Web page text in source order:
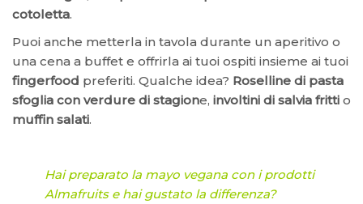
cotoletta.
Puoi anche metterla in tavola durante un aperitivo o
una cena a buffet e offrirla ai tuoi ospiti insieme ai tuoi
fingerfood preferiti. Qualche idea? Roselline di pasta
sfoglia con verdure di stagione, involtini di salvia fritti o
muffin salati.
Hai preparato la mayo vegana con i prodotti
Almafruits e hai gustato la differenza?